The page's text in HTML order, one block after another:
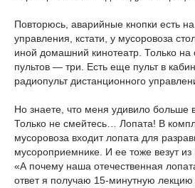
Повторюсь, аварийные кнопки есть на
управления, кстати, у мусоровоза
иной домашний кинотеатр. Только на
пультов — три. Есть еще пульт в
радиопульт дистанционного
Но знаете, что меня удивило больше
Только не смейтесь… Лопата! В
мусоровоза входит лопата для
мусороприемнике. И ее тоже везут
«А почему наша отечественная
ответ я получаю 15-минутную